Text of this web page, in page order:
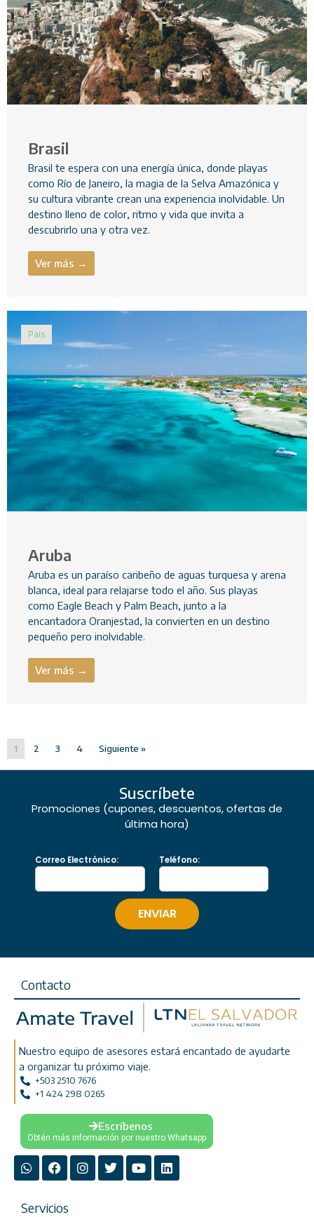
Brasil
Brasil te espera con una energía única, donde playas
como Río de Janeiro, la magia de la Selva Amazónica y
su cultura vibrante crean una experiencia inolvidable. Un
destino lleno de color, ritmo y vida que invita a
descubrirlo una y otra vez.
Ver más →
Pais
Aruba
Aruba es un paraíso caribeño de aguas turquesa y arena
blanca, ideal para relajarse todo el año. Sus playas
como Eagle Beach y Palm Beach, junto a la
encantadora Oranjestad, la convierten en un destino
pequeño pero inolvidable.
Ver más →
1 2 3 4 Siguiente »
Suscríbete
Promociones (cupones, descuentos, ofertas de
última hora)
Correo Electrónico: Teléfono:
Contacto
Nuestro equipo de asesores estará encantado de ayudarte
a organizar tu próximo viaje.
+503 2510 7676
+1 424 298 0265
Escríbenos
Obtén más información por nuestro Whatsapp
Servicios